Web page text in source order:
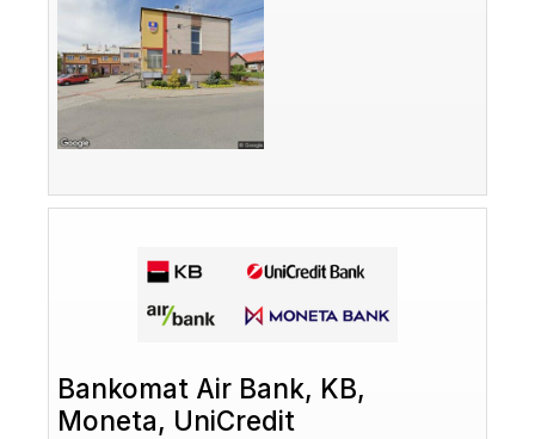
Bankomat Air Bank, KB,
Moneta, UniCredit